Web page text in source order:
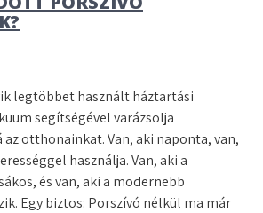
legtöbbet használt háztartási
segítségével varázsolja
otthonainkat. Van, aki naponta, van,
használja. Van, aki a
és van, aki a modernebb
Egy biztos: Porszívó nélkül ma már